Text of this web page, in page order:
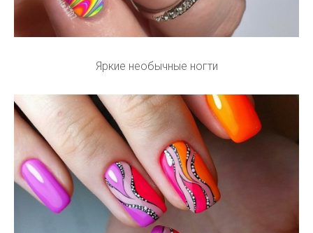
Яркие необычные ногти